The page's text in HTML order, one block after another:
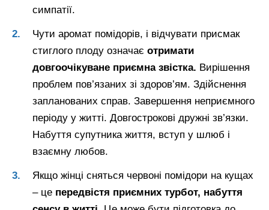
симпатії.
Чути аромат помідорів, і відчувати присмак
стиглого плоду означає отримати
довгоочікуване приємна звістка. Вирішення
проблем пов’язаних зі здоров’ям. Здійснення
запланованих справ. Завершення неприємного
періоду у житті. Довгострокові дружні зв’язки.
Набуття супутника життя, вступ у шлюб і
взаємну любов.
Якщо жінці сняться червоні помідори на кущах
– це передвістя приємних турбот, набуття